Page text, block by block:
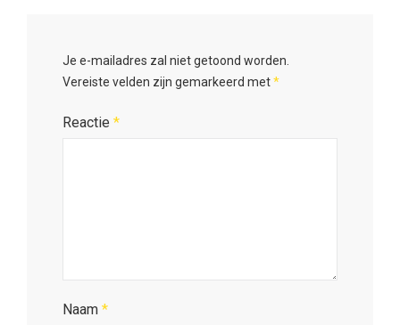
Je e-mailadres zal niet getoond worden.
Vereiste velden zijn gemarkeerd met*
Reactie *
Naam *